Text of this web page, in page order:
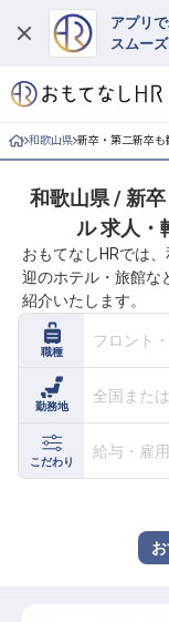
アプリ
スムー
ログイン
求人・施設を
就職・転職 合
おもてなしHR
ご利用の流れ
よくある質問
ホテル・宿泊
転
和歌山県 新卒・第二新卒も
和歌山県 / 新
ル 求人・
おもてなしHRでは
迎のホテル・旅館な
紹介いたします。
職種
フロント
勤務地
全国また
こだわり
給与・雇